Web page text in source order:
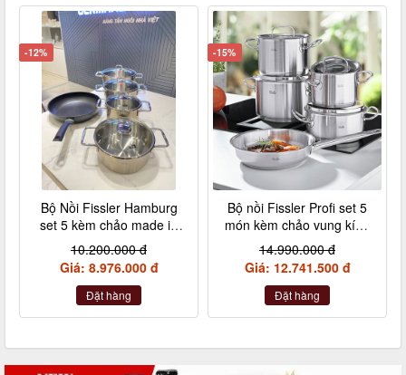
-12%
Bộ Nồi Fissler Hamburg
set 5 kèm chảo made in
Germany nội địa Đức
10.200.000 đ
Giá: 8.976.000 đ
Đặt hàng
-15%
Bộ nồi Fissler Profi set 5
món kèm chảo vung kính
made in Germany
14.990.000 đ
Giá: 12.741.500 đ
Đặt hàng